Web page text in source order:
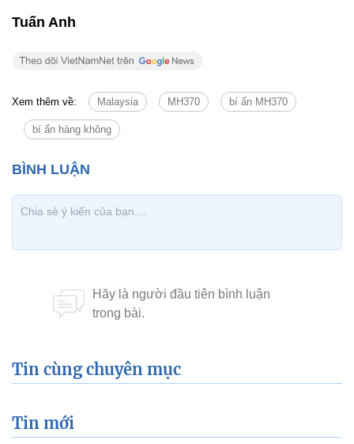
Tuấn Anh
Xem thêm về: Malaysia MH370 bí ẩn MH370
bí ẩn hàng không
Tin cùng chuyên mục
Tin mới